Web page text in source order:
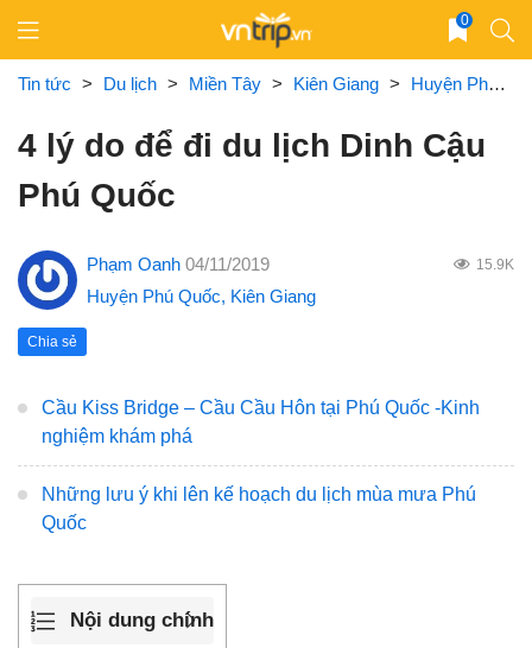
content
0
Tin tức > Du lịch > Miền Tây > Kiên Giang > Huyện Phú Quốc
4 lý do để đi du lịch Dinh Cậu
Phú Quốc
Phạm Oanh 04/11/2019 15.9K
Huyện Phú Quốc, Kiên Giang
Chia sẻ
Cầu Kiss Bridge – Cầu Cầu Hôn tại Phú Quốc -Kinh
nghiệm khám phá
Những lưu ý khi lên kế hoạch du lịch mùa mưa Phú
Quốc
Nội dung chính